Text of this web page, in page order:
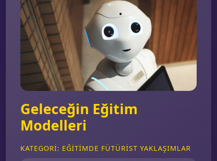
Geleceğin Eğitim
Modelleri
KATEGORI: EĞITIMDE FÜTÜRIST YAKLAŞIMLAR